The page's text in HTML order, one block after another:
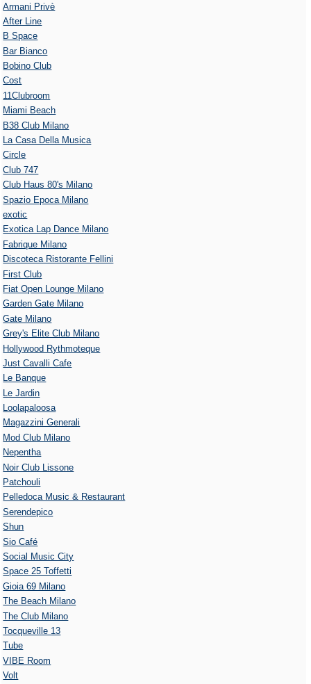
Armani Privè
After Line
B Space
Bar Bianco
Bobino Club
Cost
11Clubroom
Miami Beach
B38 Club Milano
La Casa Della Musica
Circle
Club 747
Club Haus 80's Milano
Spazio Epoca Milano
exotic
Exotica Lap Dance Milano
Fabrique Milano
Discoteca Ristorante Fellini
First Club
Fiat Open Lounge Milano
Garden Gate Milano
Gate Milano
Grey's Elite Club Milano
Hollywood Rythmoteque
Just Cavalli Cafe
Le Banque
Le Jardin
Loolapaloosa
Magazzini Generali
Mod Club Milano
Nepentha
Noir Club Lissone
Patchouli
Pelledoca Music & Restaurant
Serendepico
Shun
Sio Café
Social Music City
Space 25 Toffetti
Gioia 69 Milano
The Beach Milano
The Club Milano
Tocqueville 13
Tube
VIBE Room
Volt